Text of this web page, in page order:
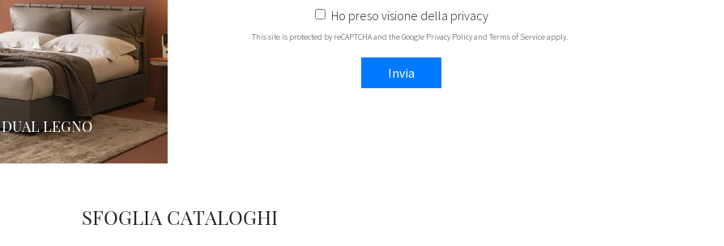
DUAL LEGNO
Ho preso visione della privacy
This site is protected by reCAPTCHA and the Google Privacy Policyand Terms of Serviceapply.
Invia
SFOGLIA CATALOGHI